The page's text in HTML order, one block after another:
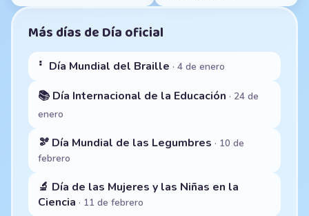
Más días de Día oficial
⠃ Día Mundial del Braille · 4 de enero
📚 Día Internacional de la Educación · 24 de
enero
🫘 Día Mundial de las Legumbres · 10 de
febrero
🔬 Día de las Mujeres y las Niñas en la
Ciencia · 11 de febrero